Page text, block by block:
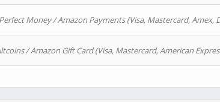
Money / Amazon Payments (Visa, Mastercard, Amex,
/ Amazon Gift Card (Visa, Mastercard, American